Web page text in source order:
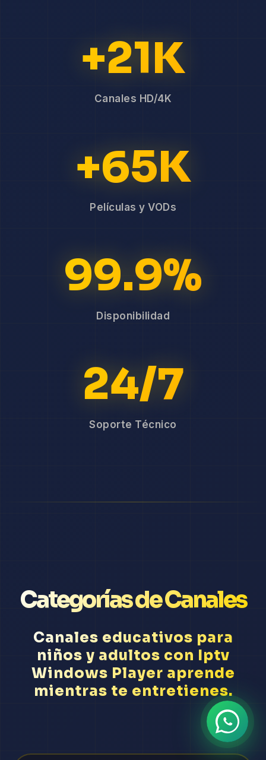
+21K
Canales HD/4K
+65K
Películas y VODs
99.9%
Disponibilidad
24/7
Soporte Técnico
Categorías de Canales
Canales educativos para
niños y adultos con Iptv
Windows Player aprende
mientras te entretienes.